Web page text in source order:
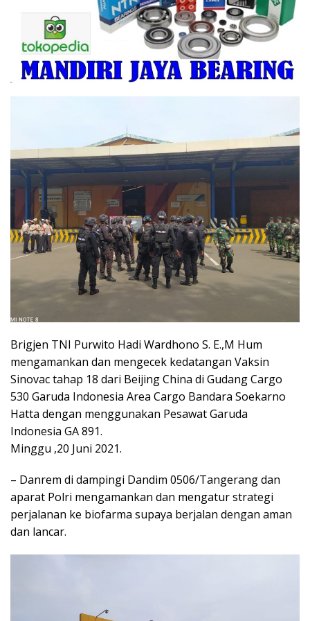
Brigjen TNI Purwito Hadi Wardhono S. E.,M Hum
mengamankan dan mengecek kedatangan Vaksin
Sinovac tahap 18 dari Beijing China di Gudang Cargo
530 Garuda Indonesia Area Cargo Bandara Soekarno
Hatta dengan menggunakan Pesawat Garuda
Indonesia GA 891.
Minggu ,20 Juni 2021.
– Danrem di dampingi Dandim 0506/Tangerang dan
aparat Polri mengamankan dan mengatur strategi
perjalanan ke biofarma supaya berjalan dengan aman
dan lancar.